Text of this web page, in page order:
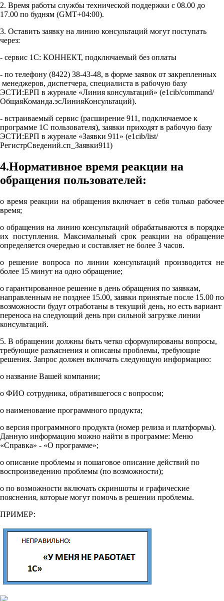
2. Время работы службы технической поддержки с 08.00 до
17.00 по будням (GMT+04:00).
3. Оставить заявку на линию консультаций могут поступать
через:
- сервис 1С: КОННЕКТ, подключаемый без оплаты
- по телефону (8422) 38-43-48, в форме заявок от закрепленных
менеджеров, диспетчера, специалиста в рабочую базу
ЭСТИ:ЕРП в журнале «Линия консультаций» (e1cib/command/
ОбщаяКоманда.эсЛинияКонсультаций).
- встраиваемый сервис (расширение 911, подключаемое к
программе 1С пользователя), заявки приходят в рабочую базу
ЭСТИ:ЕРП в журнале «Заявки 911» (e1cib/list/
РегистрСведений.сп_Заявки911)
4.Нормативное время реакции на
обращения пользователей:
o время реакции на обращения включает в себя только рабочее
время;
o обращения на линию консультаций обрабатываются в порядке
их поступления. Максимальный срок реакции на обращение
определяется очередью и составляет не более 3 часов.
o решение вопроса по линии консультаций производится не
более 15 минут на одно обращение;
o гарантированное решение в день обращения по заявкам,
направленным не позднее 15.00, заявки принятые после 15.00 по
возможности будут отработаны в текущий день, но есть вариант
переноса на следующий день при сильной загрузке линии
консультаций.
5. В обращении должны быть четко сформулированы вопросы,
требующие разъяснения и описаны проблемы, требующие
решения. Запрос должен включать следующую информацию:
o название Вашей компании;
o ФИО сотрудника, обратившегося с вопросом;
o наименование программного продукта;
o версия программного продукта (номер релиза и платформы).
Данную информацию можно найти в программе: Меню
«Справка» - «О программе»;
o описание проблемы и пошаговое описание действий по
воспроизведению проблемы (по возможности);
o по возможности включать скриншоты и графические
пояснения, которые могут помочь в решении проблемы.
ПРИМЕР: